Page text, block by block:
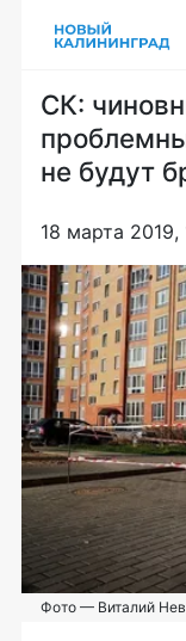
СК:
не будут
18 марта 2019,
Фото — Виталий